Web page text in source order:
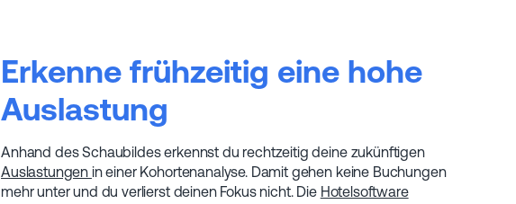
Erkenne frühzeitig eine hohe
Auslastung
Anhand des Schaubildes erkennst du rechtzeitig deine zukünftigen
Auslastungen in einer Kohortenanalyse. Damit gehen keine Buchungen
mehr unter und du verlierst deinen Fokus nicht. Die Hotelsoftware